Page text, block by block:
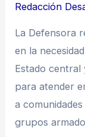
Redacción
La Defensora
en la
Estado central
para atender
a
grupos
territorios